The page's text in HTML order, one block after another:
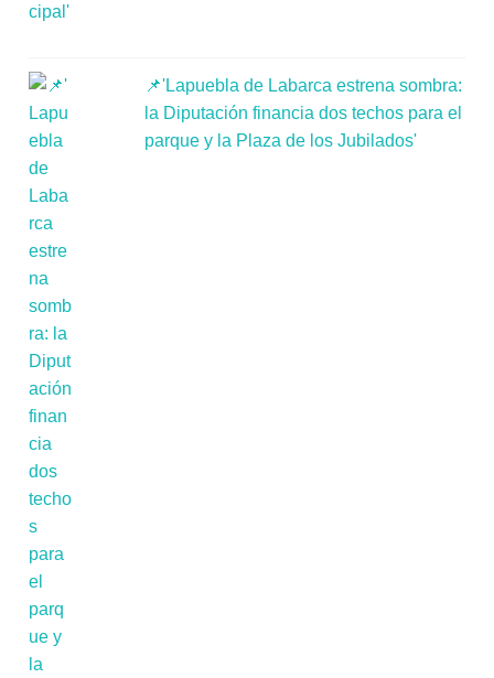
📌'Lapuebla de Labarca estrena sombra:
la Diputación financia dos techos para el
parque y la Plaza de los Jubilados'